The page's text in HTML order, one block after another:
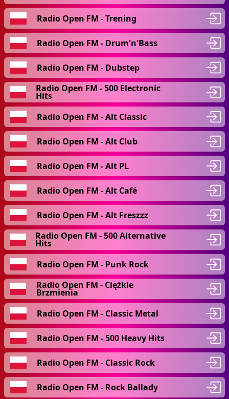
Radio Open FM - Trening
Radio Open FM - Drum'n'Bass
Radio Open FM - Dubstep
Radio Open FM - 500 Electronic
Hits
Radio Open FM - Alt Classic
Radio Open FM - Alt Club
Radio Open FM - Alt PL
Radio Open FM - Alt Café
Radio Open FM - Alt Freszzz
Radio Open FM - 500 Alternative
Hits
Radio Open FM - Punk Rock
Radio Open FM - Ciężkie
Brzmienia
Radio Open FM - Classic Metal
Radio Open FM - 500 Heavy Hits
Radio Open FM - Classic Rock
Radio Open FM - Rock Ballady